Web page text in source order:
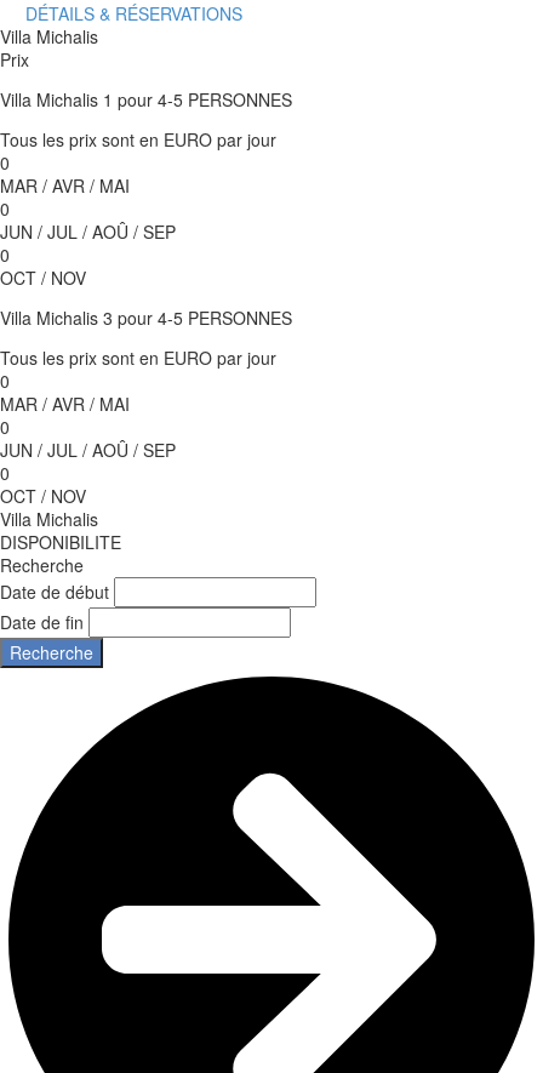
DÉTAILS & RÉSERVATIONS
Villa Michalis
Prix
Villa Michalis 1 pour 4-5 PERSONNES
Tous les prix sont en EURO par jour
0
MAR / AVR / MAI
0
JUN / JUL / AOÛ / SEP
0
OCT / NOV
Villa Michalis 3 pour 4-5 PERSONNES
Tous les prix sont en EURO par jour
0
MAR / AVR / MAI
0
JUN / JUL / AOÛ / SEP
0
OCT / NOV
Villa Michalis
DISPONIBILITE
Recherche
Date de début
Date de fin
Recherche